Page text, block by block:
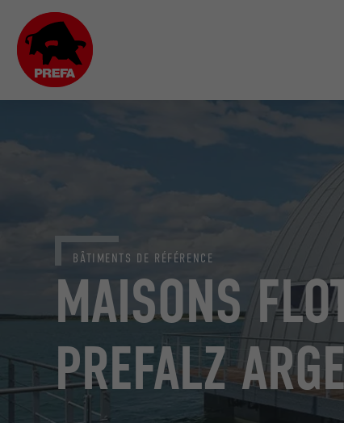
MAISONS
PREFALZ
BÂTIMENTS DE RÉFÉRENCE